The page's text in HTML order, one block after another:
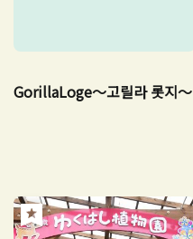
GorillaLoge～고릴라 롯지～